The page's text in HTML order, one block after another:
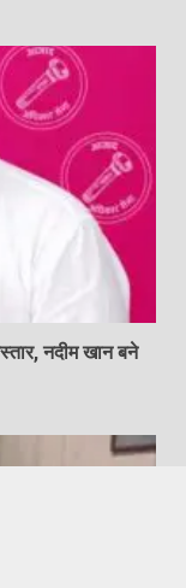
नदीम खान बने